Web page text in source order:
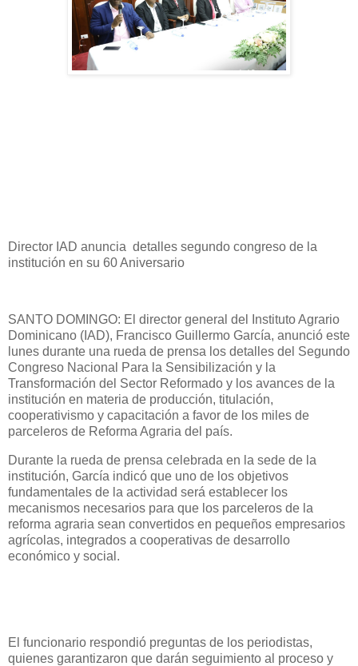
Director IAD anuncia detalles segundo congreso de la
institución en su 60 Aniversario
SANTO DOMINGO: El director general del Instituto Agrario
Dominicano (IAD), Francisco Guillermo García, anunció este
lunes durante una rueda de prensa los detalles del Segundo
Congreso Nacional Para la Sensibilización y la
Transformación del Sector Reformado y los avances de la
institución en materia de producción, titulación,
cooperativismo y capacitación a favor de los miles de
parceleros de Reforma Agraria del país.
Durante la rueda de prensa celebrada en la sede de la
institución, García indicó que uno de los objetivos
fundamentales de la actividad será establecer los
mecanismos necesarios para que los parceleros de la
reforma agraria sean convertidos en pequeños empresarios
agrícolas, integrados a cooperativas de desarrollo
económico y social.
El funcionario respondió preguntas de los periodistas,
quienes garantizaron que darán seguimiento al proceso y